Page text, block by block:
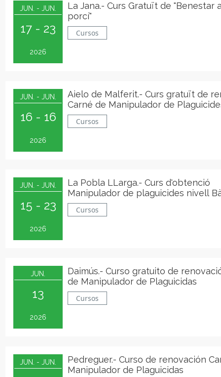
JUN. - JUN.
17 - 23
2026
La Jana.- Curs Gratuït de "Benestar
porcí"
Cursos
JUN. - JUN.
16 - 16
2026
Aielo de Malferit.- Curs gratuït de
Carné de Manipulador de
Cursos
JUN. - JUN.
15 - 23
2026
La Pobla LLarga.- Curs d'obtenció
Manipulador de plaguicides nivell
Cursos
JUN.
13
2026
Daimús.- Curso gratuito de
de Manipulador de Plaguicidas
Cursos
JUN. - JUN.
Pedreguer.- Curso de renovación
Manipulador de Plaguicidas